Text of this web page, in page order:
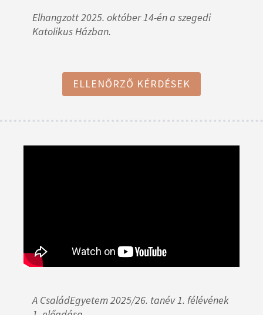
Elhangzott 2025. október 14-én a szegedi
Katolikus Házban.
ELLENŐRZŐ KÉRDÉSEK
A CsaládEgyetem 2025/26. tanév 1. félévének